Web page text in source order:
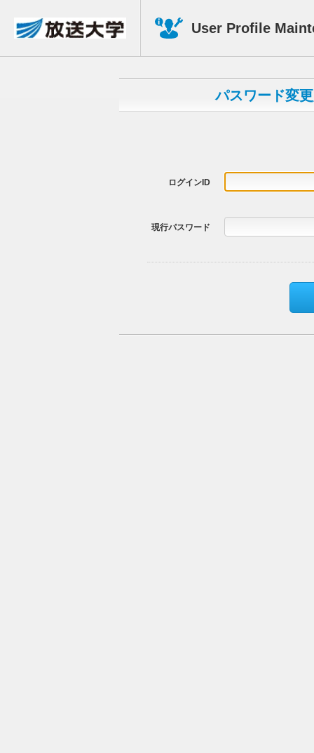
User Profile
パスワード変
ログインID
現行パスワード